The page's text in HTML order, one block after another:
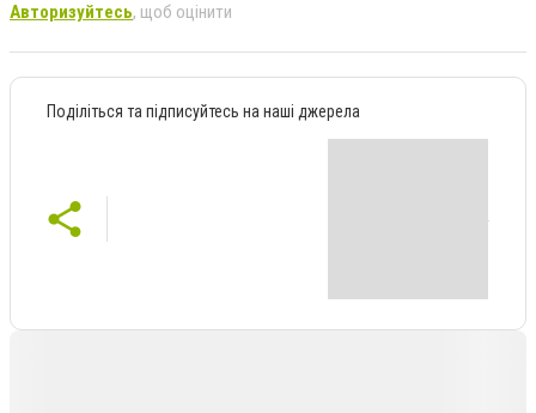
Авторизуйтесь, щоб оцінити
Поділіться та підписуйтесь на наші джерела